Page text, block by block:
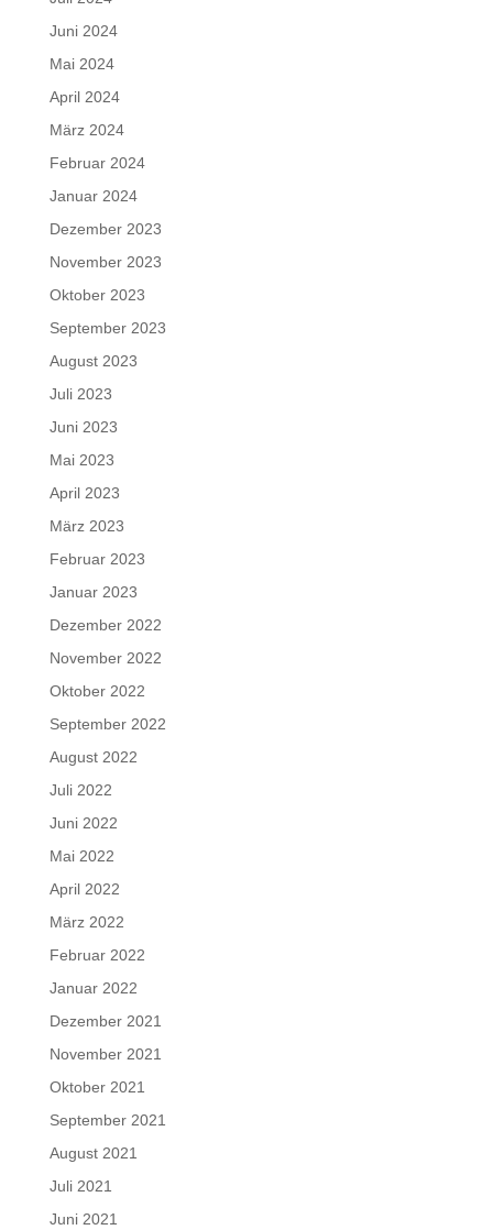
Juni 2024
Mai 2024
April 2024
März 2024
Februar 2024
Januar 2024
Dezember 2023
November 2023
Oktober 2023
September 2023
August 2023
Juli 2023
Juni 2023
Mai 2023
April 2023
März 2023
Februar 2023
Januar 2023
Dezember 2022
November 2022
Oktober 2022
September 2022
August 2022
Juli 2022
Juni 2022
Mai 2022
April 2022
März 2022
Februar 2022
Januar 2022
Dezember 2021
November 2021
Oktober 2021
September 2021
August 2021
Juli 2021
Juni 2021